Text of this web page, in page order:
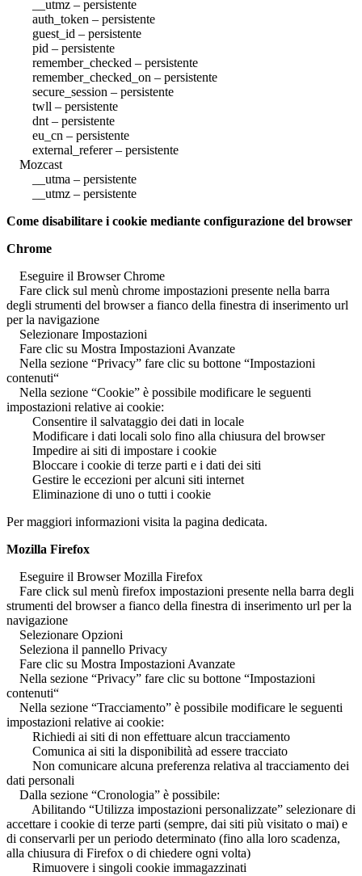
__utmz – persistente
auth_token – persistente
guest_id – persistente
pid – persistente
remember_checked – persistente
remember_checked_on – persistente
secure_session – persistente
twll – persistente
dnt – persistente
eu_cn – persistente
external_referer – persistente
Mozcast
__utma – persistente
__utmz – persistente
Come disabilitare i cookie mediante configurazione del browser
Chrome
Eseguire il Browser Chrome
Fare click sul menù chrome impostazioni presente nella barra
degli strumenti del browser a fianco della finestra di inserimento url
per la navigazione
Selezionare Impostazioni
Fare clic su Mostra Impostazioni Avanzate
Nella sezione “Privacy” fare clic su bottone “Impostazioni
contenuti“
Nella sezione “Cookie” è possibile modificare le seguenti
impostazioni relative ai cookie:
Consentire il salvataggio dei dati in locale
Modificare i dati locali solo fino alla chiusura del browser
Impedire ai siti di impostare i cookie
Bloccare i cookie di terze parti e i dati dei siti
Gestire le eccezioni per alcuni siti internet
Eliminazione di uno o tutti i cookie
Per maggiori informazioni visita la pagina dedicata.
Mozilla Firefox
Eseguire il Browser Mozilla Firefox
Fare click sul menù firefox impostazioni presente nella barra degli
strumenti del browser a fianco della finestra di inserimento url per la
navigazione
Selezionare Opzioni
Seleziona il pannello Privacy
Fare clic su Mostra Impostazioni Avanzate
Nella sezione “Privacy” fare clic su bottone “Impostazioni
contenuti“
Nella sezione “Tracciamento” è possibile modificare le seguenti
impostazioni relative ai cookie:
Richiedi ai siti di non effettuare alcun tracciamento
Comunica ai siti la disponibilità ad essere tracciato
Non comunicare alcuna preferenza relativa al tracciamento dei
dati personali
Dalla sezione “Cronologia” è possibile:
Abilitando “Utilizza impostazioni personalizzate” selezionare di
accettare i cookie di terze parti (sempre, dai siti più visitato o mai) e
di conservarli per un periodo determinato (fino alla loro scadenza,
alla chiusura di Firefox o di chiedere ogni volta)
Rimuovere i singoli cookie immagazzinati